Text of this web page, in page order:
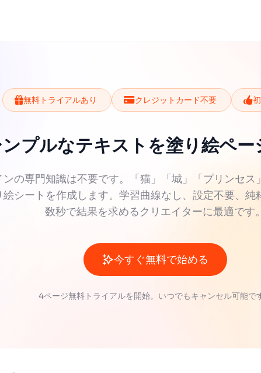
無料トライアルあり クレジットカード不要
ンプルなテキストを塗り絵ペー
の専門知識は不要です。「猫」「城」「プリンセ
シートを作成します。学習曲線なし、設定不要、
数秒で結果を求めるクリエイターに最適です。
今すぐ無料で始める
4ページ無料トライアルを開始。いつでもキャンセル可能で